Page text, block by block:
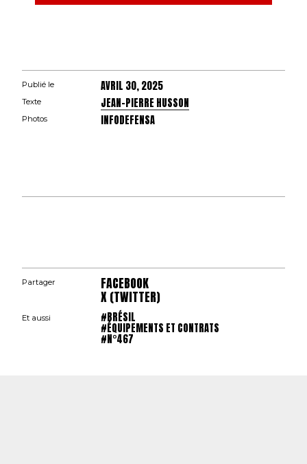
Publié le AVRIL 30, 2025
Texte JEAN-PIERRE HUSSON
Photos INFODEFENSA
Partager FACEBOOK
X (TWITTER)
Et aussi #BRÉSIL
#ÉQUIPEMENTS ET CONTRATS
#N°467